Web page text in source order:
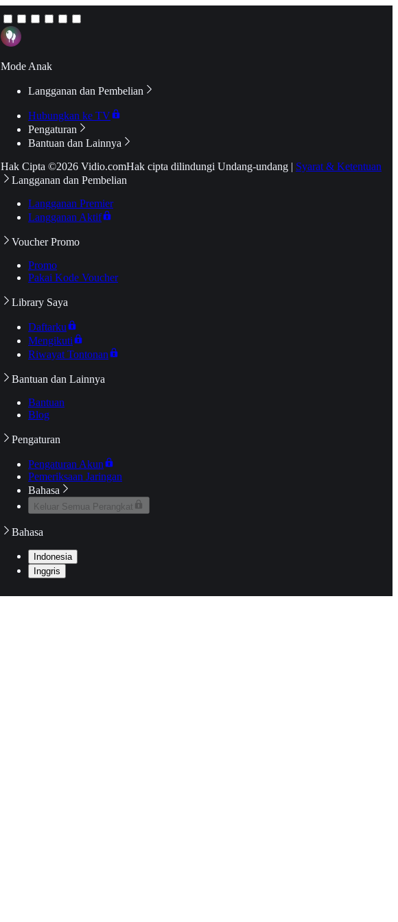
Mode Anak
Langganan dan Pembelian
Hubungkan ke TV
Pengaturan
Bantuan dan Lainnya
Hak Cipta ©2026 Vidio.comHak cipta dilindungi Undang-undang | Syarat & Ketentuan
Langganan dan Pembelian
Langganan Premier
Langganan Aktif
Voucher Promo
Promo
Pakai Kode Voucher
Library Saya
Daftarku
Mengikuti
Riwayat Tontonan
Bantuan dan Lainnya
Bantuan
Blog
Pengaturan
Pengaturan Akun
Pemeriksaan Jaringan
Bahasa
Keluar Semua Perangkat
Bahasa
Indonesia
Inggris